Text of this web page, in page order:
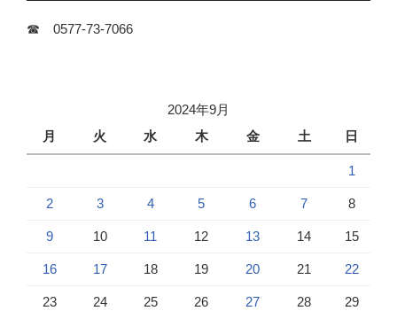
☎ 0577-73-7066
2024年9月
月
火 水 木 金 土 日
1
2 3 4 5 6 7 8
9 10 11 12 13 14 15
16 17 18 19 20 21 22
23 24 25 26 27 28 29